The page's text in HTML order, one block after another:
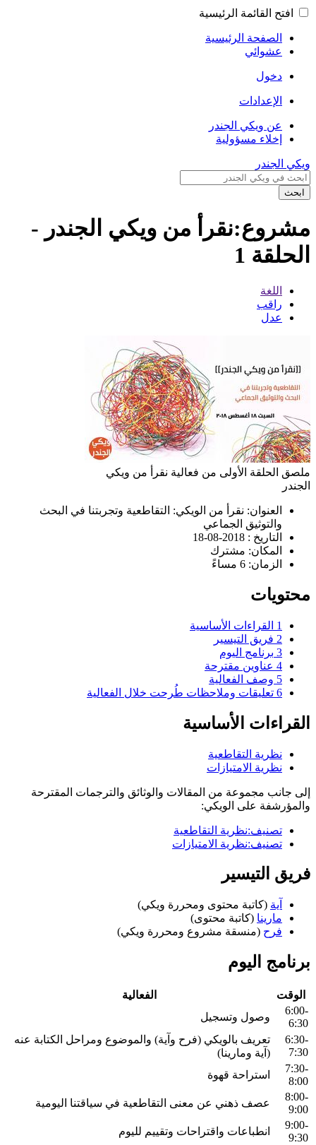
افتح القائمة الرئيسية
الصفحة الرئيسية
عشوائي
دخول
الإعدادات
عن ويكي الجندر
إخلاء مسؤولية
ويكي الجندر
ابحث
مشروع:نقرأ من ويكي الجندر -
الحلقة 1
اللغة
راقب
عدل
ملصق الحلقة الأولى من فعالية نقرأ من ويكي
الجندر
العنوان: نقرأ من الويكي: التقاطعية وتجربتنا في البحث
والتوثيق الجماعي
التاريخ : 2018-08-18
المكان: مشترك
الزمان: 6 مساءً
محتويات
1 القراءات الأساسية
2 فريق التيسير
3 برنامج اليوم
4 عناوين مقترحة
5 وصف الفعالية
6 تعليقات وملاحظات طُرحت خلال الفعالية
القراءات الأساسية
نظرية التقاطعية
نظرية الامتيازات
إلى جانب مجموعة من المقالات والوثائق والترجمات المقترحة
والمؤرشفة على الويكي:
تصنيف:نظرية التقاطعية
تصنيف:نظرية الامتيازات
فريق التيسير
آية (كاتبة محتوى ومحررة ويكي)
مارينا (كاتبة محتوى)
فرح (منسقة مشروع ومحررة ويكي)
برنامج اليوم
الوقت
الفعالية
6:00-
6:30
وصول وتسجيل
6:30-
7:30
تعريف بالويكي (فرح وآية) والموضوع ومراحل الكتابة عنه
(آية ومارينا)
7:30-
8:00
استراحة قهوة
8:00-
9:00
عصف ذهني عن معنى التقاطعية في سياقتنا اليومية
9:00-
9:30
انطباعات واقتراحات وتقييم لليوم